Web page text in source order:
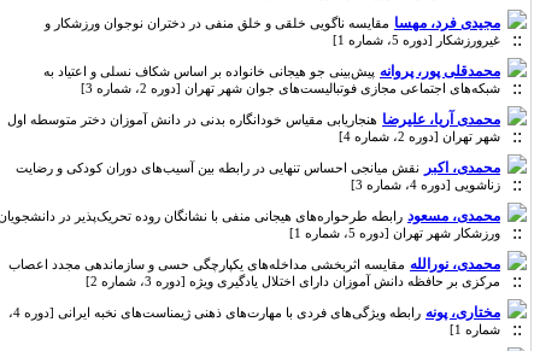
مجیدی فرد، مهسا مقایسه ناگویی خلقی و خلق منفی در دختران نوجوان ورزشکار و
غیرورزشکار [دوره 5، شماره 1]
محمدقلی پور، پروانه پیش‌بینی جو هیجانی خانواده بر اساس شکاف نسلی و اعتیاد به
شبکه‌های اجتماعی مجازی فوتبالیست‌های جوان شهر تهران [دوره 2، شماره 3]
محمدی آریا، علیرضا هنجاریابی مقیاس خودانگاره بدنی در دانش آموزان دختر متوسطه اول
شهر تهران [دوره 2، شماره 4]
محمدی، اکبر نقش میانجی احساس تنهایی در رابطه بین آسیب‌های دوران کودکی و رضایت
زناشویی [دوره 4، شماره 3]
محمدی، مسعود رابطه طرحواره‌های هیجانی منفی با نشانگان روده تحریک‌پذیر در دانشجویان
ورزشکار شهر تهران [دوره 5، شماره 1]
محمدی، نورالله مقایسه اثربخشی مداخله‌های یکپارچگی حسی و سازماندهی مجدد اعصاب
مرکزی بر حافظه دانش آموزان دارای اختلال یادگیری ویژه [دوره 3، شماره 2]
مختاری، پونه
رابطه ویژگی‌های فردی با مهارت‌های ذهنی ژیمناست‌های نخبه ایرانی [دوره 4،
شماره 1]